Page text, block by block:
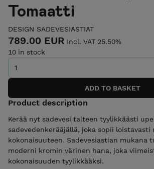
Tomaatti
DESIGN SADEVESIASTIAT
789.00 EUR Incl. VAT 25.50%
10 in stock
Product description
Kerää nyt sadevesi talteen tyylikkäästi
sadevedenkerääjällä, joka sopii
kokonaisuuteen. Sadevesiastian mukana
moderni kromin värinen hana, joka
kokonaisuuden tyylikkääksi.